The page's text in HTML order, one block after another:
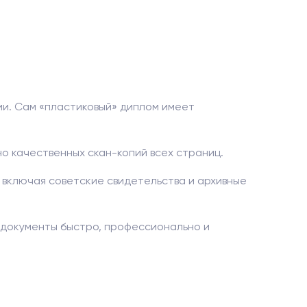
Сам «пластиковый» диплом имеет
скан-копий всех страниц.
советские свидетельства и архивные
быстро, профессионально и